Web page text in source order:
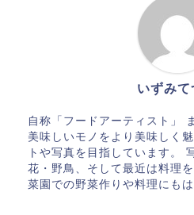
いずみて
自称「フードアーティスト」
美味しいモノをより美味しく
トや写真を目指しています。
花・野鳥、そして最近は料理
菜園での野菜作りや料理にもは